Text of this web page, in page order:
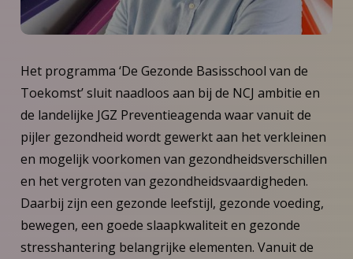
Het programma ‘De Gezonde Basisschool van de
Toekomst’ sluit naadloos aan bij de NCJ ambitie en
de landelijke JGZ Preventieagenda waar vanuit de
pijler gezondheid wordt gewerkt aan het verkleinen
en mogelijk voorkomen van gezondheidsverschillen
en het vergroten van gezondheidsvaardigheden.
Daarbij zijn een gezonde leefstijl, gezonde voeding,
bewegen, een goede slaapkwaliteit en gezonde
stresshantering belangrijke elementen. Vanuit de